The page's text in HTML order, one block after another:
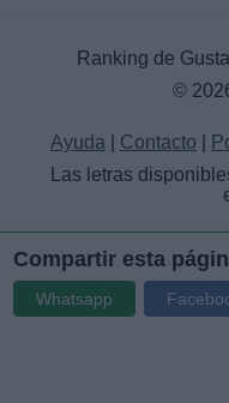
Ranking de
©
Ayuda Contacto
Las letras
Compartir esta
Whatsapp